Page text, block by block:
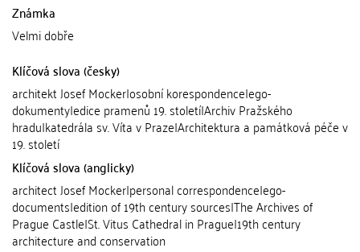
Známka
Velmi dobře
Klíčová slova (česky)
architekt Josef Mocker|osobní korespondence|ego-
dokumenty|edice pramenů 19. století|Archiv Pražského
hradu|katedrála sv. Víta v Praze|Architektura a památková péče v
19. století
Klíčová slova (anglicky)
architect Josef Mocker|personal correspondence|ego-
documents|edition of 19th century sources|The Archives of
Prague Castle|St. Vitus Cathedral in Prague|19th century
architecture and conservation